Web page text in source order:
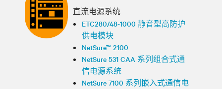
直流电源系统
ETC280/48-1000 静音型高防护
供电模块
NetSure™ 2100
NetSure 531 CAA 系列组合式通
信电源系统
NetSure 7100 系列嵌入式通信电